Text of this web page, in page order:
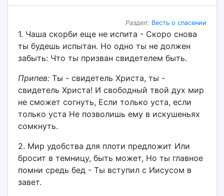
Раздел: Весть о спасении
1. Чаша скорби еще не испита - Скоро снова
ты будешь испытан. Но одно ты не должен
забыть: Что ты призван свидетелем быть.
Припев:Ты - свидетель Христа, ты -
свидетель Христа! И свободный твой дух мир
не сможет согнуть, Если только уста, если
только уста Не позволишь ему в искушеньях
сомкнуть.
2. Мир удобства для плоти предложит Или
бросит в темницу, быть может, Но ты главное
помни средь бед - Ты вступил с Иисусом в
завет.